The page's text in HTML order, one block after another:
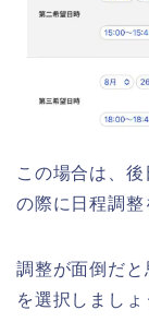
この場合は、
の際に日程調整
調整が面倒だ
を選択しましょ